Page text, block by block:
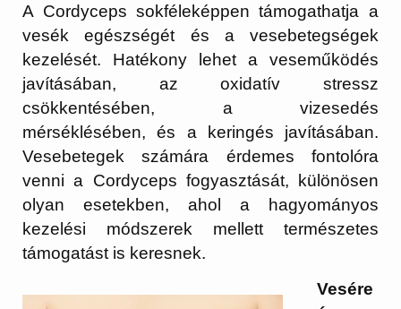
A Cordyceps sokféleképpen támogathatja a
vesék egészségét és a vesebetegségek
kezelését. Hatékony lehet a veseműködés
javításában, az oxidatív stressz
csökkentésében, a vizesedés
mérséklésében, és a keringés javításában.
Vesebetegek számára érdemes fontolóra
venni a Cordyceps fogyasztását, különösen
olyan esetekben, ahol a hagyományos
kezelési módszerek mellett természetes
támogatást is keresnek.
Vesére